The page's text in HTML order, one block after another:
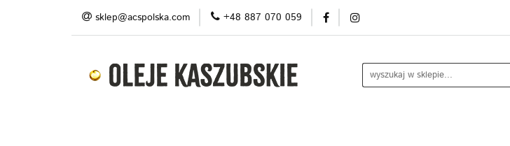
sklep@acspolska.com +48 887 070 059
Produkty Promocje/ outlet
Blog Do pobrania